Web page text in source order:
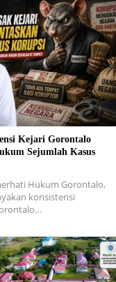
Kejari Gorontalo
Sejumlah Kasus
Hukum Gorontalo,
konsistensi